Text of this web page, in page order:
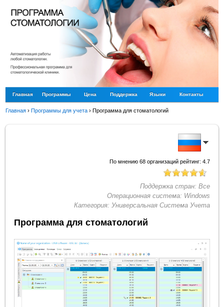
Главная Программы Цена Поддержка Языки Контакты
Главная ›Программы для учета ›Программа для стоматологий
По мнению 68организаций рейтинг: 4.7
Поддержка стран: Все
Операционная система: Windows
Категория: Универсальная Система Учета
Программа для стоматологий